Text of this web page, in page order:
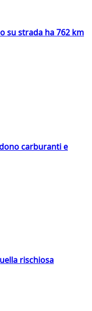
su strada ha 762 km
carburanti e
rischiosa